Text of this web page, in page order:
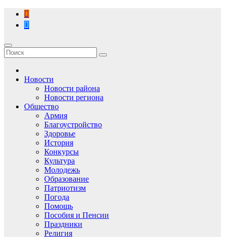
Перейти
содержимому
Новости
Новости района
Новости региона
Общество
Армия
Благоустройство
Здоровье
История
Конкурсы
Культура
Молодежь
Образование
Патриотизм
Погода
Помощь
Пособия и Пенсии
Праздники
Религия